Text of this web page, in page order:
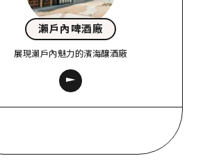
瀨戶內啤酒廠
展現瀨戶內魅力的濱海釀酒廠